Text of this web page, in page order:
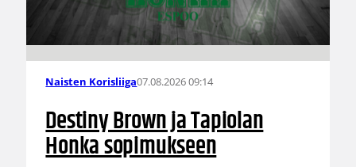
Naisten Korisliiga07.08.2026 09:14
Destiny Brown ja Tapiolan
Honka sopimukseen